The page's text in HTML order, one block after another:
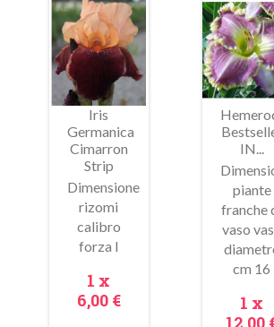
Anteprima
Iris
Germanica
Cimarron
Strip
Dimensione
rizomi
calibro
forza I
Prezzo
1 x
6,00 €
IN...
piante
franche
vaso
cm 16
1 x
12,00